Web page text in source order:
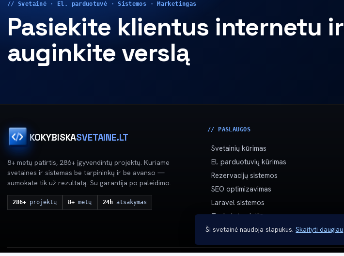
// Svetainė · El. parduotuvė · Sistemos · Marketingas
Pasiekite klientus internetu ir
auginkite verslą
KOKYBISKASVETAINE.LT
8+ metų patirtis, 286+ įgyvendintų projektų. Kuriame
svetaines ir sistemas be tarpininkų ir be avanso —
sumokate tik už rezultatą. Su garantija po paleidimo.
286+ projektų 8+ metų 24hatsakymas
// PASLAUGOS
Svetainių kūrimas
El. parduotuvių kūrimas
Rezervacijų sistemos
SEO optimizavimas
Laravel sistemos
Techninė priežiūra
Ši svetainė naudoja slapukus.Skaityti daugiau